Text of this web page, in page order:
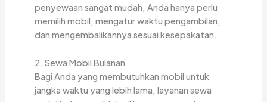
penyewaan sangat mudah, Anda hanya perlu
memilih mobil, mengatur waktu pengambilan,
dan mengembalikannya sesuai kesepakatan.
2. Sewa Mobil Bulanan
Bagi Anda yang membutuhkan mobil untuk
jangka waktu yang lebih lama, layanan sewa